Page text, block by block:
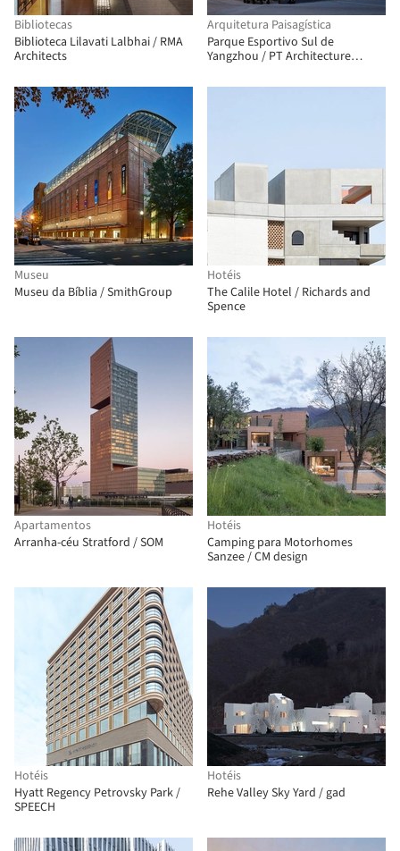
Bibliotecas
Biblioteca Lilavati Lalbhai / RMA
Architects
Arquitetura Paisagística
Parque Esportivo Sul de
Yangzhou / PT Architecture
Museu
Museu da Bíblia / SmithGroup
Hotéis
The Calile Hotel / Richards and
Spence
Apartamentos
Arranha-céu Stratford / SOM
Hotéis
Camping para Motorhomes
Sanzee / CM design
Hotéis
Hyatt Regency Petrovsky Park /
SPEECH
Hotéis
Rehe Valley Sky Yard / gad